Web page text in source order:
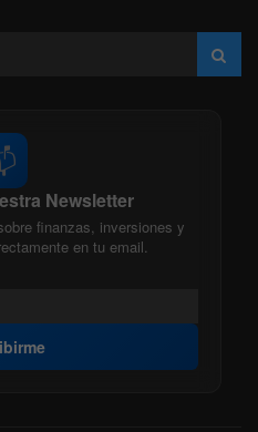
Newsletter
finanzas, inversiones y
en tu email.